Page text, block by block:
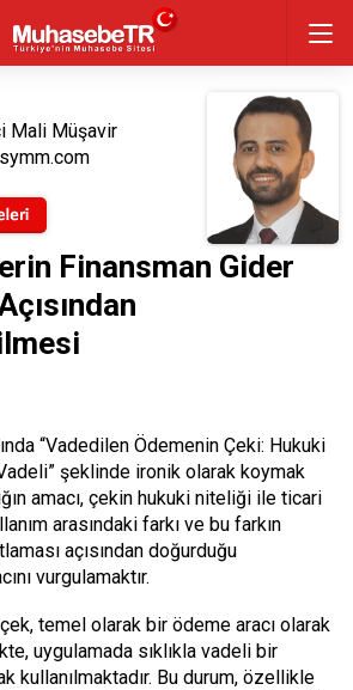
Mali Müşavir
Finansman Gider
“Vadedilen Ödemenin Çeki: Hukuki
şeklinde ironik olarak koymak
amacı, çekin hukuki niteliği ile ticari
arasındaki farkı ve bu farkın
açısından doğurduğu
vurgulamaktır.
temel olarak bir ödeme aracı olarak
uygulamada sıklıkla vadeli bir
kullanılmaktadır. Bu durum, özellikle